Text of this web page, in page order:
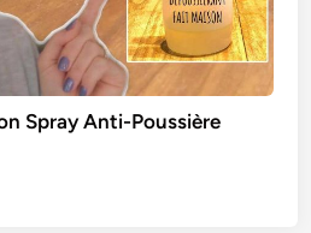
Spray Anti-Poussière